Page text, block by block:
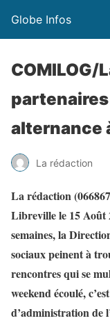
Globe Infos
COMILOG/
alternance
La rédaction
La rédaction
Libreville le 15 Août
semaines, la
sociaux peinent à
rencontres qui se
weekend écoulé,
d’administration de